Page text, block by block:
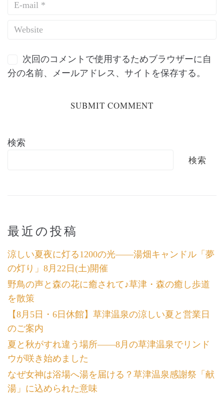
次回のコメントで使用するためブラウザーに自
分の名前、メールアドレス、サイトを保存する。
検索
検索
最近の投稿
涼しい夏夜に灯る1200の光――湯畑キャンドル「夢
の灯り」8月22日(土)開催
野鳥の声と森の花に癒されて♪草津・森の癒し歩道
を散策
【8月5日・6日休館】草津温泉の涼しい夏と営業日
のご案内
夏と秋がすれ違う場所――8月の草津温泉でリンド
ウが咲き始めました
なぜ女神は浴場へ湯を届ける？草津温泉感謝祭「献
湯」に込められた意味